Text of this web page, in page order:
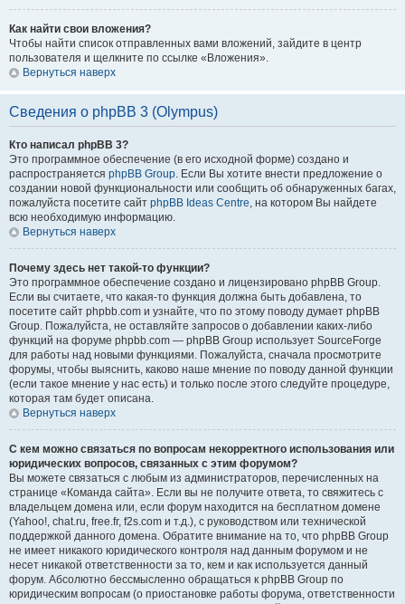
Как найти свои вложения?
Чтобы найти список отправленных вами вложений, зайдите в центр
пользователя и щелкните по ссылке «Вложения».
Вернуться наверх
Сведения о phpBB 3 (Olympus)
Кто написал phpBB 3?
Это программное обеспечение (в его исходной форме) создано и
распространяется phpBB Group. Если Вы хотите внести предложение о
создании новой функциональности или сообщить об обнаруженных багах,
пожалуйста посетите сайт phpBB Ideas Centre, на котором Вы найдете
всю необходимую информацию.
Вернуться наверх
Почему здесь нет такой-то функции?
Это программное обеспечение создано и лицензировано phpBB Group.
Если вы считаете, что какая-то функция должна быть добавлена, то
посетите сайт phpbb.com и узнайте, что по этому поводу думает phpBB
Group. Пожалуйста, не оставляйте запросов о добавлении каких-либо
функций на форуме phpbb.com — phpBB Group использует SourceForge
для работы над новыми функциями. Пожалуйста, сначала просмотрите
форумы, чтобы выяснить, каково наше мнение по поводу данной функции
(если такое мнение у нас есть) и только после этого следуйте процедуре,
которая там будет описана.
Вернуться наверх
С кем можно связаться по вопросам некорректного использования или
юридических вопросов, связанных с этим форумом?
Вы можете связаться с любым из администраторов, перечисленных на
странице «Команда сайта». Если вы не получите ответа, то свяжитесь с
владельцем домена или, если форум находится на бесплатном домене
(Yahoo!, chat.ru, free.fr, f2s.com и т.д.), с руководством или технической
поддержкой данного домена. Обратите внимание на то, что phpBB Group
не имеет никакого юридического контроля над данным форумом и не
несет никакой ответственности за то, кем и как используется данный
форум. Абсолютно бессмысленно обращаться к phpBB Group по
юридическим вопросам (о приостановке работы форума, ответственности